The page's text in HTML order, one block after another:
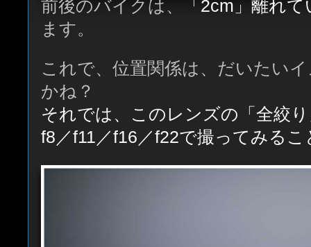
前後のバイクは、
「2cm」離れ
ます。
これで、位置関係は、だいたい
かね？
それでは、このレンズの「全絞
f8／f11／f16／f22で撮ってみる